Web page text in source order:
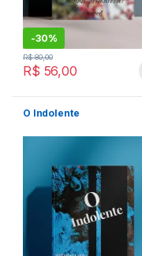
-30%
R$ 56,00
R$80,00
O Indolente